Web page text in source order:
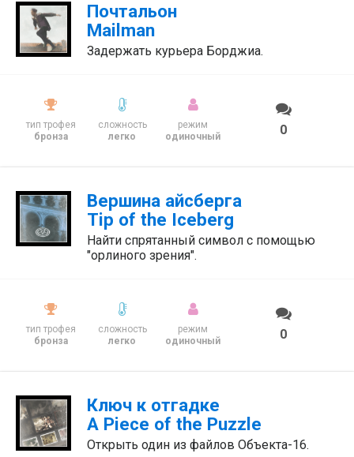
Почтальон
Mailman
Задержать курьера Борджиа.
тип трофея
бронза
сложность
легко
режим
одиночный
0
Вершина айсберга
Tip of the Iceberg
Найти спрятанный символ с помощью
"орлиного зрения".
тип трофея
бронза
сложность
легко
режим
одиночный
0
Ключ к отгадке
A Piece of the Puzzle
Открыть один из файлов Объекта-16.